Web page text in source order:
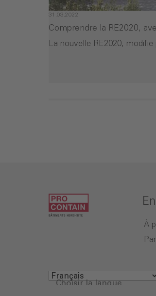
31.03.2022
Comprendre la RE2020,
La nouvelle RE2020,
À
Choisir la langue